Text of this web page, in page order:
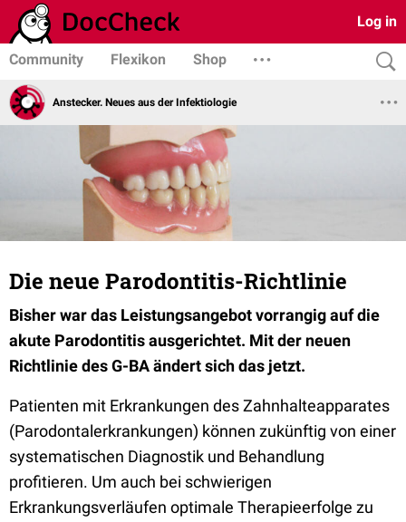
Log in
Community Flexikon Shop
Anstecker. Neues aus der Infektiologie
Die neue Parodontitis-Richtlinie
Bisher war das Leistungsangebot vorrangig auf die
akute Parodontitis ausgerichtet. Mit der neuen
Richtlinie des G-BA ändert sich das jetzt.
Patienten mit Erkrankungen des Zahnhalteapparates
(Parodontalerkrankungen) können zukünftig von einer
systematischen Diagnostik und Behandlung
profitieren. Um auch bei schwierigen
Erkrankungsverläufen optimale Therapieerfolge zu